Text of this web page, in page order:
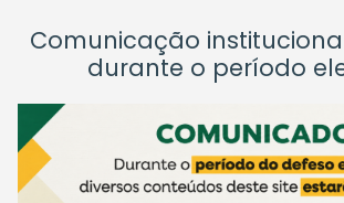
Comunicação
durante o período